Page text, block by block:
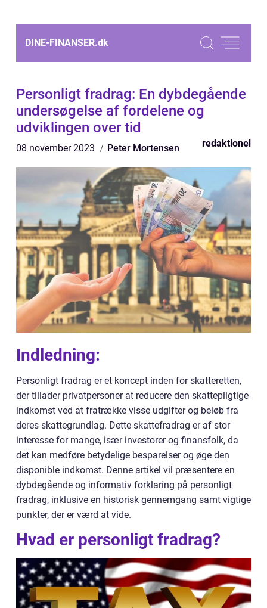
DINE-FINANSER.dk
Personligt fradrag: En dybdegående
undersøgelse af fordelene og
udviklingen over tid
08 november 2023 Peter Mortensen redaktionel
Indledning:
Personligt fradrag er et koncept inden for skatteretten,
der tillader privatpersoner at reducere den skattepligtige
indkomst ved at fratrække visse udgifter og beløb fra
deres skattegrundlag. Dette skattefradrag er af stor
interesse for mange, især investorer og finansfolk, da
det kan medføre betydelige besparelser og øge den
disponible indkomst. Denne artikel vil præsentere en
dybdegående og informativ forklaring på personligt
fradrag, inklusive en historisk gennemgang samt vigtige
punkter, der er værd at vide.
Hvad er personligt fradrag?